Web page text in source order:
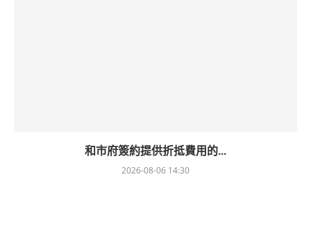
和市府簽約提供折抵費用的...
2026-08-06 14:30